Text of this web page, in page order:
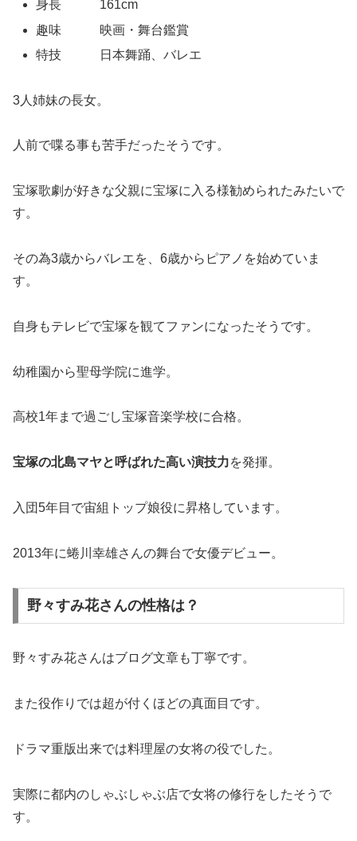
身長 161cm
趣味 映画・舞台鑑賞
特技 日本舞踊、バレエ
3人姉妹の長女。
人前で喋る事も苦手だったそうです。
宝塚歌劇が好きな父親に宝塚に入る様勧められたみたいで
す。
その為3歳からバレエを、6歳からピアノを始めていま
す。
自身もテレビで宝塚を観てファンになったそうです。
幼稚園から聖母学院に進学。
高校1年まで過ごし宝塚音楽学校に合格。
宝塚の北島マヤと呼ばれた高い演技力を発揮。
入団5年目で宙組トップ娘役に昇格しています。
2013年に蜷川幸雄さんの舞台で女優デビュー。
野々すみ花さんの性格は？
野々すみ花さんはブログ文章も丁寧です。
また役作りでは超が付くほどの真面目です。
ドラマ重版出来では料理屋の女将の役でした。
実際に都内のしゃぶしゃぶ店で女将の修行をしたそうで
す。